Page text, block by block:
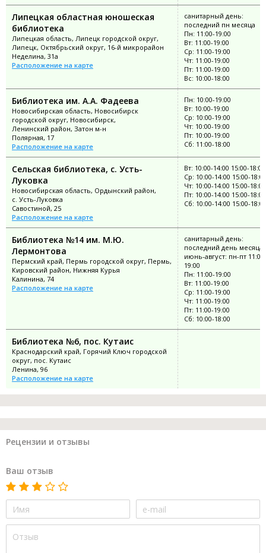
Липецкая областная юношеская
библиотека
Липецкая область, Липецк городской округ,
Липецк, Октябрьский округ, 16-й микрорайон
Неделина, 31а
Расположение на карте
санитарный день:
последний пн месяца
Пн: 11:00-19:00
Вт: 11:00-19:00
Ср: 11:00-19:00
Чт: 11:00-19:00
Пт: 11:00-19:00
Вс: 10:00-18:00
Библиотека им. А.А. Фадеева
Новосибирская область, Новосибирск
городской округ, Новосибирск,
Ленинский район, Затон м-н
Полярная, 17
Расположение на карте
Пн: 10:00-19:00
Вт: 10:00-19:00
Ср: 10:00-19:00
Чт: 10:00-19:00
Пт: 10:00-19:00
Сб: 11:00-18:00
Сельская библиотека, с. Усть-
Луковка
Новосибирская область, Ордынский район,
с. Усть-Луковка
Савостиной, 25
Расположение на карте
Вт: 10:00-14:00 15:00-18:00
Ср: 10:00-14:00 15:00-18:00
Чт: 10:00-14:00 15:00-18:00
Пт: 10:00-14:00 15:00-18:00
Сб: 10:00-14:00 15:00-18:00
Библиотека №14 им. М.Ю.
Лермонтова
Пермский край, Пермь городской округ, Пермь,
Кировский район, Нижняя Курья
Калинина, 74
Расположение на карте
санитарный день:
последний день месяца;
июнь-август: пн-пт 11:00-
19:00
Пн: 11:00-19:00
Вт: 11:00-19:00
Ср: 11:00-19:00
Чт: 11:00-19:00
Пт: 11:00-19:00
Сб: 10:00-18:00
Библиотека №6, пос. Кутаис
Краснодарский край, Горячий Ключ городской
округ, пос. Кутаис
Ленина, 96
Расположение на карте
Рецензии и отзывы
Ваш отзыв